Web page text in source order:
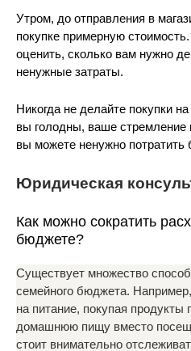
Утром, до отправления в
покупке примерную
оценить, сколько вам нужно
ненужные затраты.
Никогда не делайте покупки
вы голодны, ваше
вы можете ненужно потратить
Юридическая
Как можно сократить
бюджете?
Существует множество
семейного бюджета.
на питание, покупая продукты
домашнюю пищу вместо
стоит внимательно